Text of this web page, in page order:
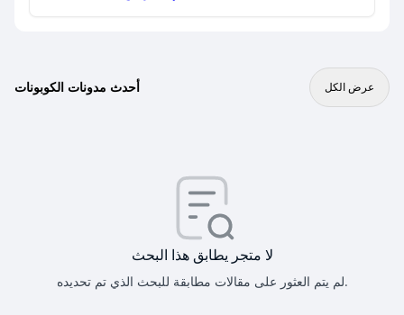
أحدث مدونات الكوبونات عرض الكل
لا متجر يطابق هذا البحث
لم يتم العثور على مقالات مطابقة للبحث الذي تم تحديده.